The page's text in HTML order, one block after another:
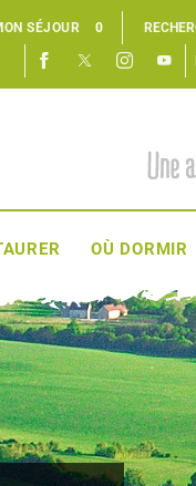
SÉJOUR 0
OÙ DORMIR